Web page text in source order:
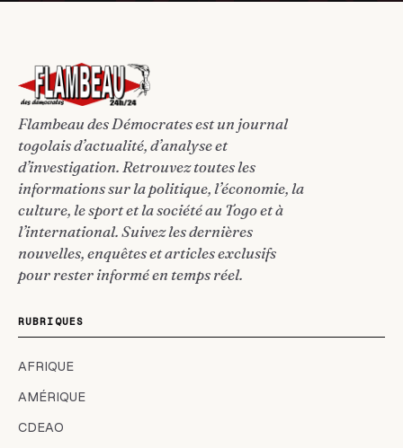
Flambeau des Démocrates est un journal
togolais d’actualité, d’analyse et
d’investigation. Retrouvez toutes les
informations sur la politique, l’économie, la
culture, le sport et la société au Togo et à
l’international. Suivez les dernières
nouvelles, enquêtes et articles exclusifs
pour rester informé en temps réel.
RUBRIQUES
AFRIQUE
AMÉRIQUE
CDEAO